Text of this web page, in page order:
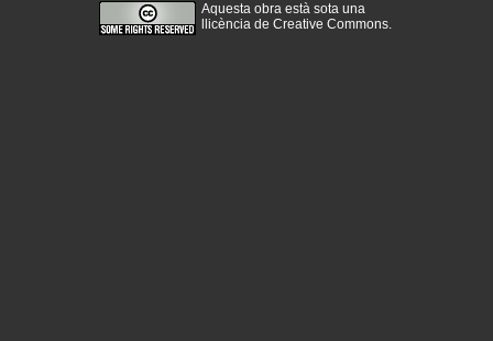
Aquesta obra està sota una
llicència de Creative Commons.